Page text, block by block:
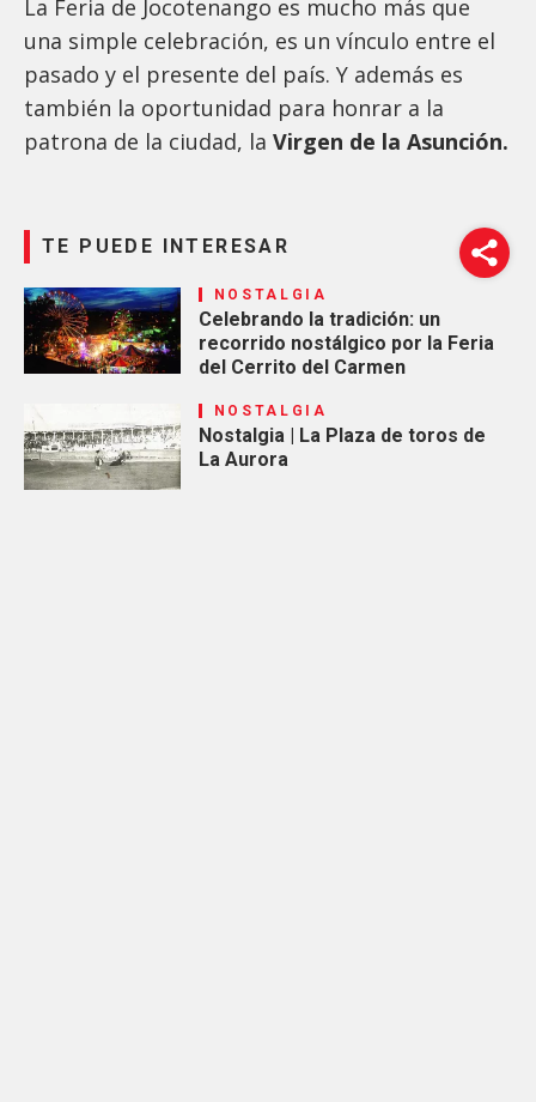
La Feria de Jocotenango es mucho más que
una simple celebración, es un vínculo entre el
pasado y el presente del país. Y además es
también la oportunidad para honrar a la
patrona de la ciudad, la Virgen de la Asunción.
TE PUEDE INTERESAR
NOSTALGIA
Celebrando la tradición: un
recorrido nostálgico por la Feria
del Cerrito del Carmen
NOSTALGIA
Nostalgia | La Plaza de toros de
La Aurora